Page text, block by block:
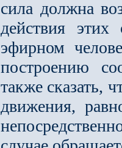
сила должна
действия
эфирном
построению
также ска­зать,
движения,